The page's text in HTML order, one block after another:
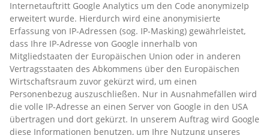
Internetauftritt Google Analytics um den Code anonymizeIp
erweitert wurde. Hierdurch wird eine anonymisierte
Erfassung von IP-Adressen (sog. IP-Masking) gewährleistet,
dass Ihre IP-Adresse von Google innerhalb von
Mitgliedstaaten der Europäischen Union oder in anderen
Vertragsstaaten des Abkommens über den Europäischen
Wirtschaftsraum zuvor gekürzt wird, um einen
Personenbezug auszuschließen. Nur in Ausnahmefällen wird
die volle IP-Adresse an einen Server von Google in den USA
übertragen und dort gekürzt. In unserem Auftrag wird Google
diese Informationen benutzen, um Ihre Nutzung unseres